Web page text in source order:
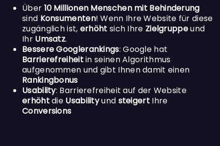
Über 10 Millionen Menschen mit Behinderung
sind Konsumenten! Wenn Ihre Website für diese
zugänglich ist, erhöht sich Ihre Zielgruppeund
Ihr Umsatz.
Bessere Googlerankings:Google hat
Barrierefreiheitin seinen Algorithmus
aufgenommen und gibt Ihnen damit einen
Rankingbonus
Usability: Barrierefreiheit auf der Website
erhöhtdie Usabilityund steigertIhre
Conversions